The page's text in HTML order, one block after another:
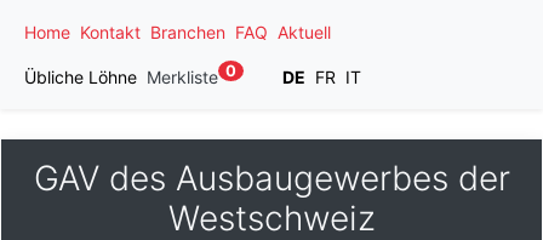
Home Kontakt Branchen FAQ Aktuell
Übliche Löhne Merkliste 0 DE FR IT
GAV des Ausbaugewerbes der
Westschweiz